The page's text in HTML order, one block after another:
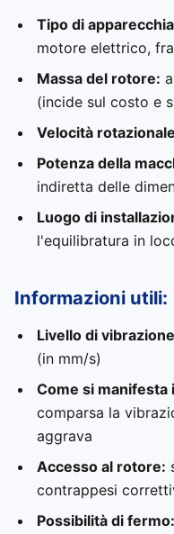
Tipo di
motore elettrico,
Massa del rotore:
(incide sul costo e
Velocità
Potenza della
indiretta delle
Luogo di
l'equilibratura in
Informazioni utili:
Livello di
(in mm/s)
Come si manifesta
comparsa la
aggrava
Accesso al rotore:
contrappesi
Possibilità di fermo: